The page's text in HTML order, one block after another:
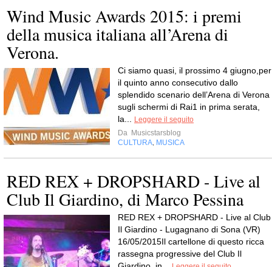
Wind Music Awards 2015: i premi
della musica italiana all’Arena di
Verona.
Ci siamo quasi, il prossimo 4 giugno,per
il quinto anno consecutivo dallo
splendido scenario dell’Arena di Verona
sugli schermi di Rai1 in prima serata,
la...
Leggere il seguito
Da Musicstarsblog
CULTURA MUSICA
RED REX + DROPSHARD - Live al
Club Il Giardino, di Marco Pessina
RED REX + DROPSHARD - Live al Club
Il Giardino - Lugagnano di Sona (VR)
16/05/2015Il cartellone di questo ricca
rassegna progressive del Club Il